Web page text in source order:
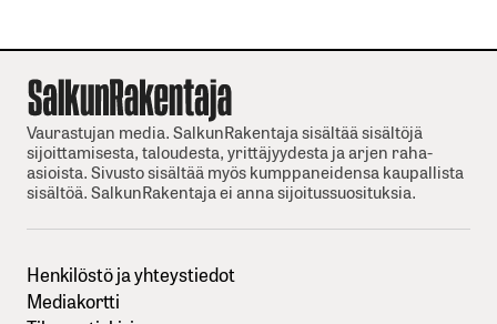
Vaurastujan media. SalkunRakentaja sisältää sisältöjä
sijoittamisesta, taloudesta, yrittäjyydesta ja arjen raha-
asioista. Sivusto sisältää myös kumppaneidensa kaupallista
sisältöä. SalkunRakentaja ei anna sijoitussuosituksia.
Henkilöstö ja yhteystiedot
Mediakortti